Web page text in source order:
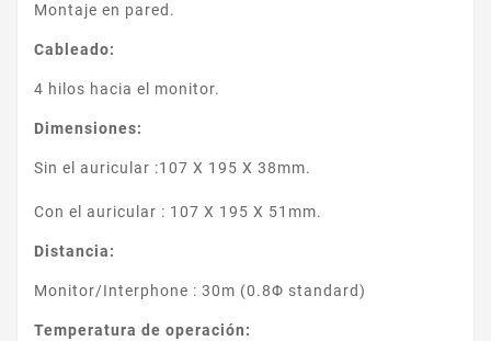
Montaje en pared.
Cableado:
4 hilos hacia el monitor.
Dimensiones:
Sin el auricular :107 X 195 X 38mm.
Con el auricular : 107 X 195 X 51mm.
Distancia:
Monitor/Interphone : 30m (0.8Φ standard)
Temperatura de operación: